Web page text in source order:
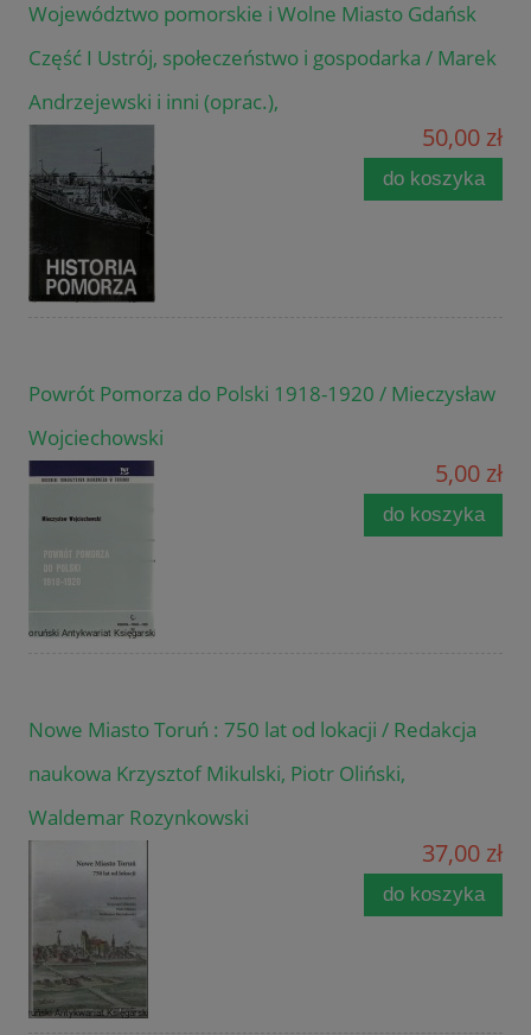
Województwo pomorskie i Wolne Miasto Gdańsk
Część I Ustrój, społeczeństwo i gospodarka / Marek
Andrzejewski i inni (oprac.),
50,00 zł
do koszyka
Powrót Pomorza do Polski 1918-1920 / Mieczysław
Wojciechowski
5,00 zł
do koszyka
Nowe Miasto Toruń : 750 lat od lokacji / Redakcja
naukowa Krzysztof Mikulski, Piotr Oliński,
Waldemar Rozynkowski
37,00 zł
do koszyka